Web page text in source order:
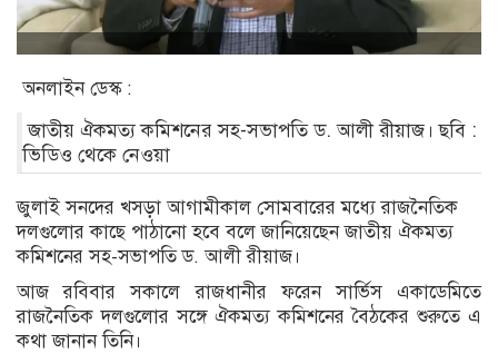
অনলাইন ডেস্ক :
জাতীয় ঐকমত্য কমিশনের সহ-সভাপতি ড. আলী রীয়াজ। ছবি :
ভিডিও থেকে নেওয়া
জুলাই সনদের খসড়া আগামীকাল সোমবারের মধ্যে রাজনৈতিক
দলগুলোর কাছে পাঠানো হবে বলে জানিয়েছেন জাতীয় ঐকমত্য
কমিশনের সহ-সভাপতি ড. আলী রীয়াজ।
আজ রবিবার সকালে রাজধানীর ফরেন সার্ভিস একাডেমিতে
রাজনৈতিক দলগুলোর সঙ্গে ঐকমত্য কমিশনের বৈঠকের শুরুতে এ
কথা জানান তিনি।